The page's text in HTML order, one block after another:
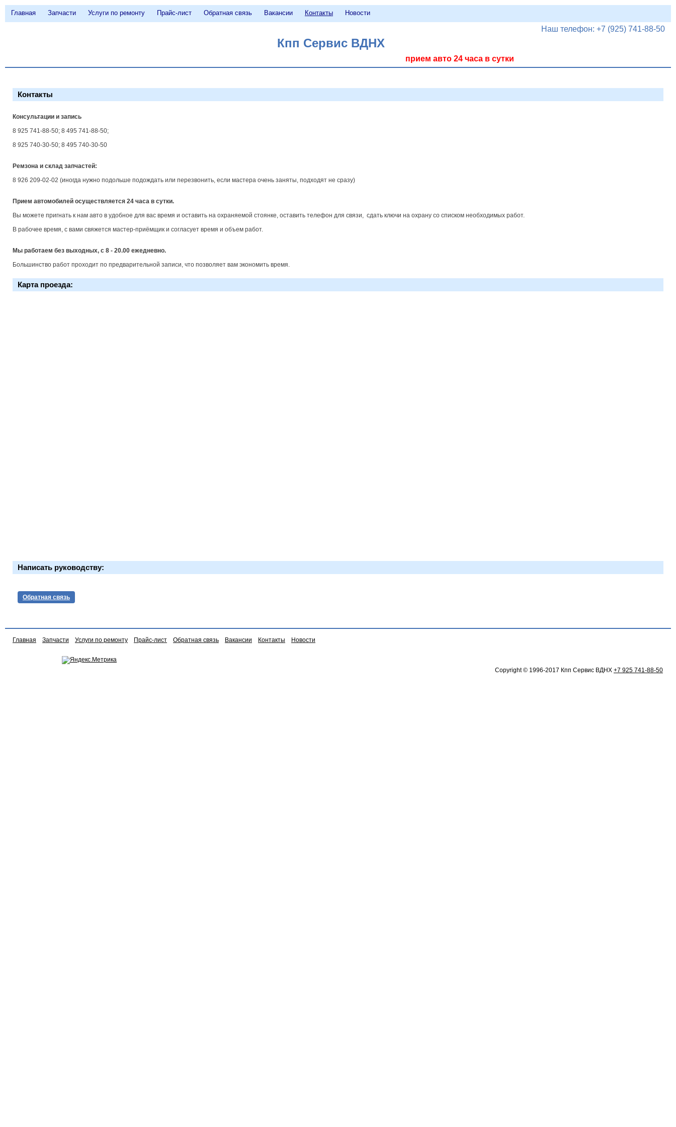
Главная Запчасти Услуги по ремонту Прайс-лист Обратная связь Вакансии Контакты Новости
Наш телефон: +7 (925) 741-88-50
Кпп Сервис ВДНХ
прием авто 24 часа в сутки
Контакты
Консультации и запись
8 925 741-88-50; 8 495 741-88-50;
8 925 740-30-50; 8 495 740-30-50
Ремзона и склад запчастей:
8 926 209-02-02 (иногда нужно подольше подождать или перезвонить, если мастера очень заняты, подходят не сразу)
Прием автомобилей осуществляется 24 часа в сутки.
Вы можете пригнать к нам авто в удобное для вас время и оставить на охраняемой стоянке, оставить телефон для связи, сдать ключи на охрану со списком необходимых работ.
В рабочее время, с вами свяжется мастер-приёмщик и согласует время и объем работ.
Мы работаем без выходных, с 8 - 20.00 ежедневно.
Большинство работ проходит по предварительной записи, что позволяет вам экономить время.
Карта проезда:
Написать руководству:
Обратная связь
Главная Запчасти Услуги по ремонту Прайс-лист Обратная связь Вакансии Контакты Новости
Copyright © 1996-2017 Кпп Сервис ВДНХ +7 925 741-88-50